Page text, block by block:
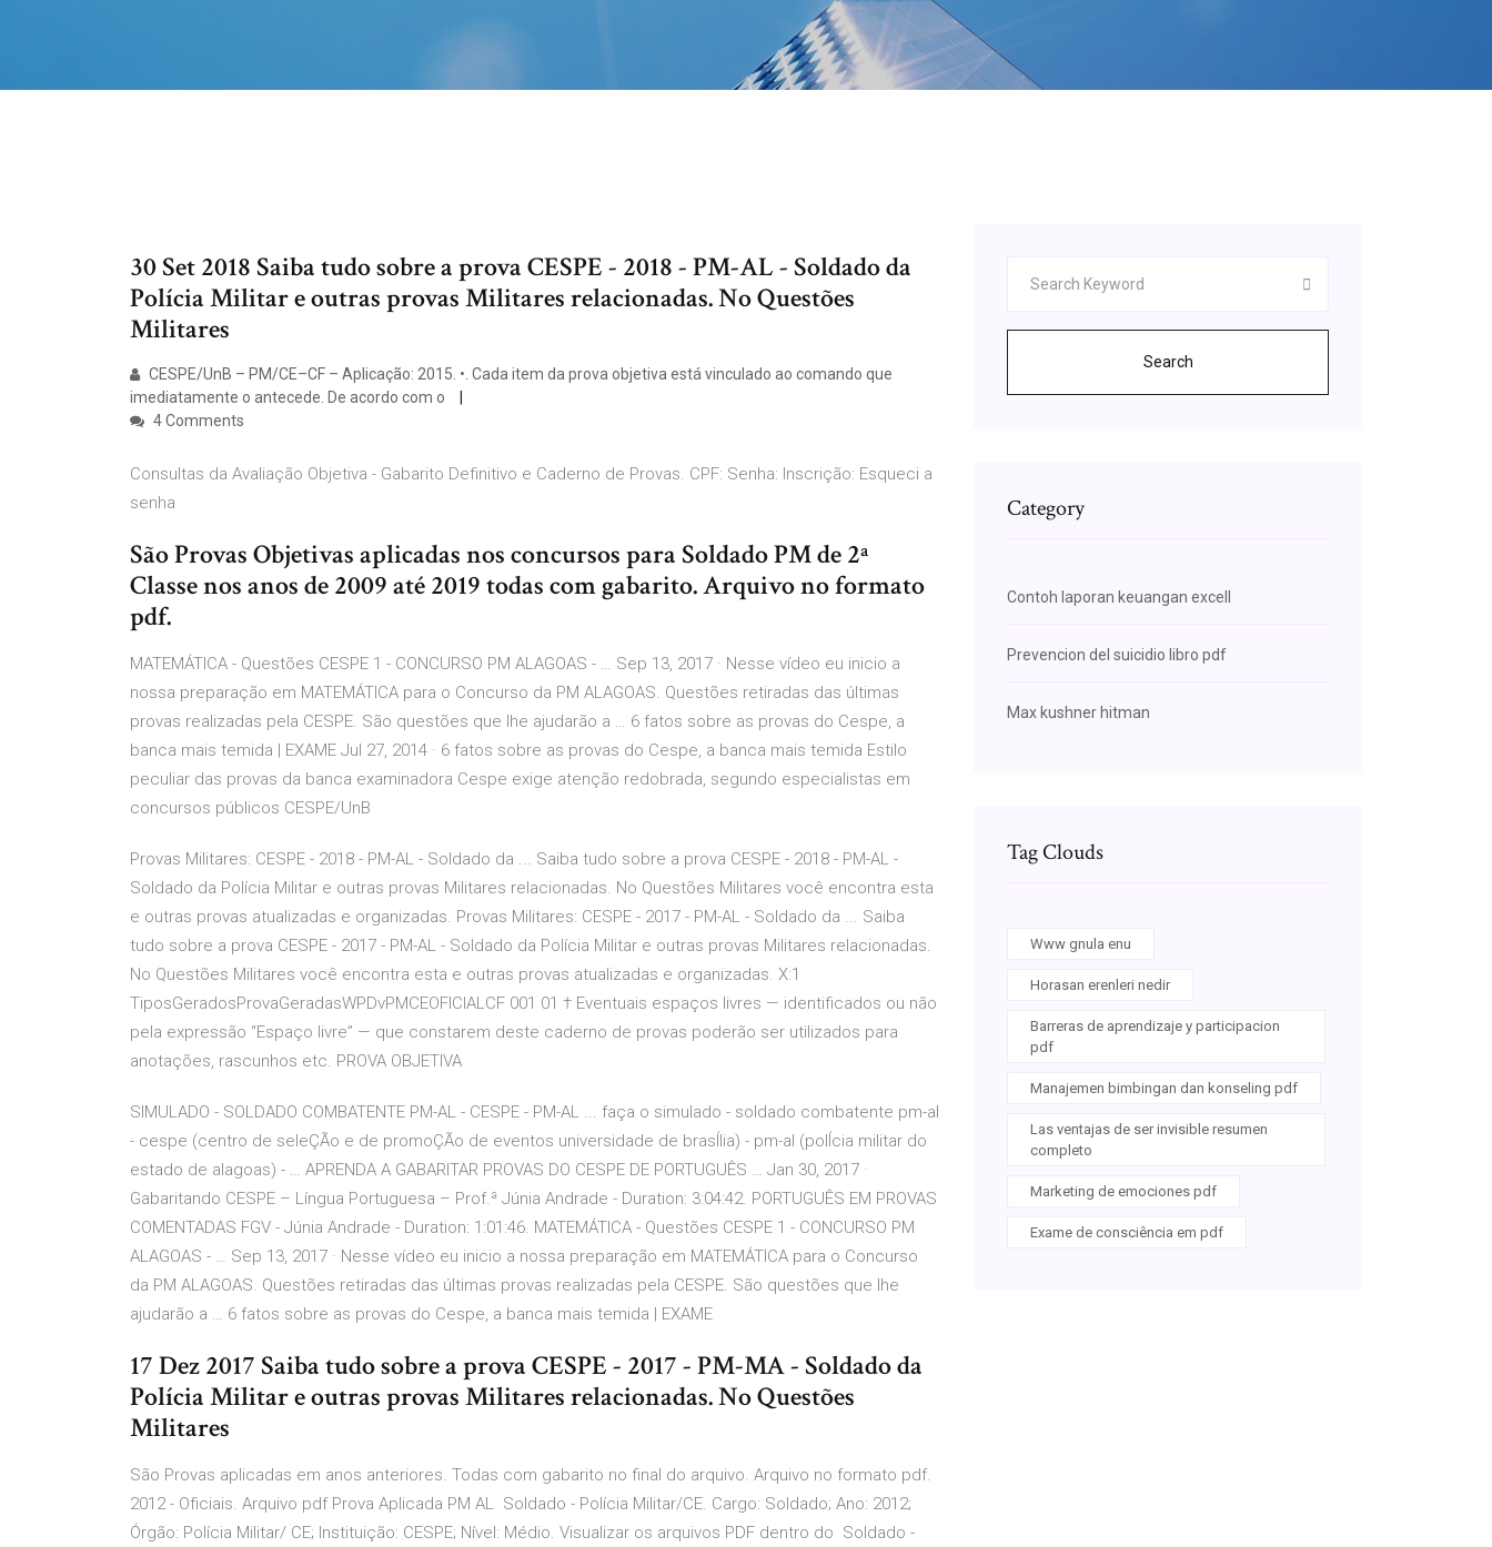
30 Set 2018 Saiba tudo sobre a prova CESPE - 2018 - PM-AL - Soldado da
Polícia Militar e outras provas Militares relacionadas. No Questões
Militares
CESPE/UnB – PM/CE–CF – Aplicação: 2015. •. Cada item da prova objetiva está vinculado ao comando que
imediatamente o antecede. De acordo com o
4 Comments
Consultas da Avaliação Objetiva - Gabarito Definitivo e Caderno de Provas. CPF: Senha: Inscrição: Esqueci a
senha
São Provas Objetivas aplicadas nos concursos para Soldado PM de 2ª
Classe nos anos de 2009 até 2019 todas com gabarito. Arquivo no formato
pdf.
MATEMÁTICA - Questões CESPE 1 - CONCURSO PM ALAGOAS - … Sep 13, 2017 · Nesse vídeo eu inicio a
nossa preparação em MATEMÁTICA para o Concurso da PM ALAGOAS. Questões retiradas das últimas
provas realizadas pela CESPE. São questões que lhe ajudarão a … 6 fatos sobre as provas do Cespe, a
banca mais temida | EXAME Jul 27, 2014 · 6 fatos sobre as provas do Cespe, a banca mais temida Estilo
peculiar das provas da banca examinadora Cespe exige atenção redobrada, segundo especialistas em
concursos públicos CESPE/UnB
Provas Militares: CESPE - 2018 - PM-AL - Soldado da ... Saiba tudo sobre a prova CESPE - 2018 - PM-AL -
Soldado da Polícia Militar e outras provas Militares relacionadas. No Questões Militares você encontra esta
e outras provas atualizadas e organizadas. Provas Militares: CESPE - 2017 - PM-AL - Soldado da ... Saiba
tudo sobre a prova CESPE - 2017 - PM-AL - Soldado da Polícia Militar e outras provas Militares relacionadas.
No Questões Militares você encontra esta e outras provas atualizadas e organizadas. X:1
TiposGeradosProvaGeradasWPDvPMCEOFICIALCF 001 01 † Eventuais espaços livres — identificados ou não
pela expressão “Espaço livre” — que constarem deste caderno de provas poderão ser utilizados para
anotações, rascunhos etc. PROVA OBJETIVA
SIMULADO - SOLDADO COMBATENTE PM-AL - CESPE - PM-AL ... faça o simulado - soldado combatente pm-al
- cespe (centro de seleÇÃo e de promoÇÃo de eventos universidade de brasÍlia) - pm-al (polÍcia militar do
estado de alagoas) - … APRENDA A GABARITAR PROVAS DO CESPE DE PORTUGUÊS … Jan 30, 2017 ·
Gabaritando CESPE – Língua Portuguesa – Prof.ª Júnia Andrade - Duration: 3:04:42. PORTUGUÊS EM PROVAS
COMENTADAS FGV - Júnia Andrade - Duration: 1:01:46. MATEMÁTICA - Questões CESPE 1 - CONCURSO PM
ALAGOAS - … Sep 13, 2017 · Nesse vídeo eu inicio a nossa preparação em MATEMÁTICA para o Concurso
da PM ALAGOAS. Questões retiradas das últimas provas realizadas pela CESPE. São questões que lhe
ajudarão a … 6 fatos sobre as provas do Cespe, a banca mais temida | EXAME
17 Dez 2017 Saiba tudo sobre a prova CESPE - 2017 - PM-MA - Soldado da
Polícia Militar e outras provas Militares relacionadas. No Questões
Militares
São Provas aplicadas em anos anteriores. Todas com gabarito no final do arquivo. Arquivo no formato pdf.
2012 - Oficiais. Arquivo pdf Prova Aplicada PM AL Soldado - Polícia Militar/CE. Cargo: Soldado; Ano: 2012;
Órgão: Polícia Militar/ CE; Instituição: CESPE; Nível: Médio. Visualizar os arquivos PDF dentro do Soldado -
Search
Category
Contoh laporan keuangan excell
Prevencion del suicidio libro pdf
Max kushner hitman
Tag Clouds
Www gnula enu
Horasan erenleri nedir
Barreras de aprendizaje y participacion
pdf
Manajemen bimbingan dan konseling pdf
Las ventajas de ser invisible resumen
completo
Marketing de emociones pdf
Exame de consciência em pdf